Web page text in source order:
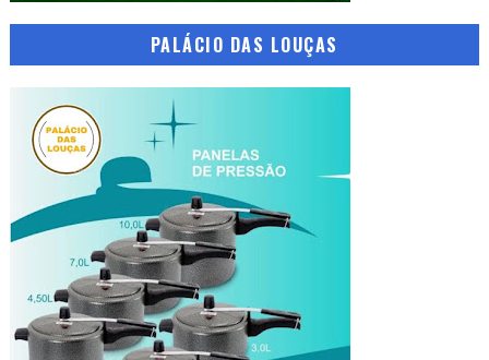
PALÁCIO DAS LOUÇAS